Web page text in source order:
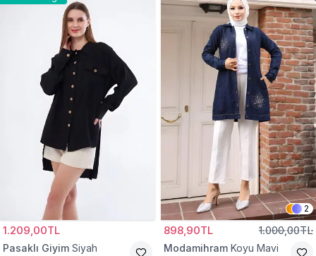
1.209,00TL
Pasaklı Giyim Siyah
2
898,90TL 1.000,00TL
Modamihram Koyu Mavi